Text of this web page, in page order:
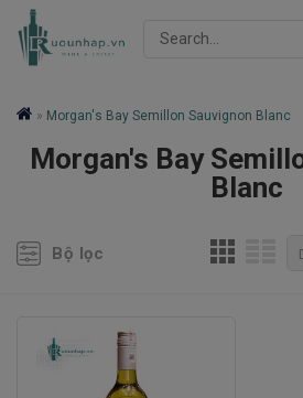
Skip
Search
» Morgan's Bay Semillon Sauvignon Blanc
Morgan's Bay
Blanc
Bộ lọc